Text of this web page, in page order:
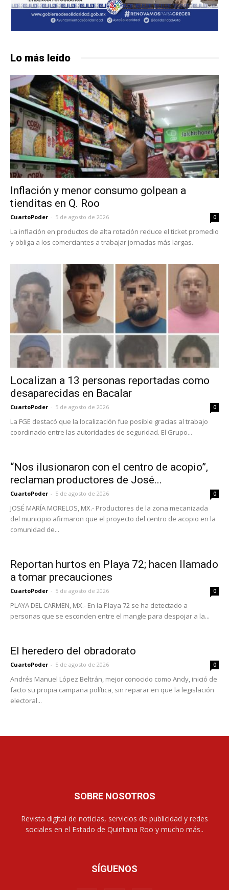
Lo más leído
Inflación y menor consumo golpean a
tienditas en Q. Roo
CuartoPoder - 5 de agosto de 2026 0
La inflación en productos de alta rotación reduce el ticket promedio
y obliga a los comerciantes a trabajar jornadas más largas.
Localizan a 13 personas reportadas como
desaparecidas en Bacalar
CuartoPoder - 5 de agosto de 2026 0
La FGE destacó que la localización fue posible gracias al trabajo
coordinado entre las autoridades de seguridad. El Grupo...
“Nos ilusionaron con el centro de acopio”,
reclaman productores de José...
CuartoPoder - 5 de agosto de 2026 0
JOSÉ MARÍA MORELOS, MX.- Productores de la zona mecanizada
del municipio afirmaron que el proyecto del centro de acopio en la
comunidad de...
Reportan hurtos en Playa 72; hacen llamado
a tomar precauciones
CuartoPoder - 5 de agosto de 2026 0
PLAYA DEL CARMEN, MX.- En la Playa 72 se ha detectado a
personas que se esconden entre el mangle para despojar a la...
El heredero del obradorato
CuartoPoder - 5 de agosto de 2026 0
Andrés Manuel López Beltrán, mejor conocido como Andy, inició de
facto su propia campaña política, sin reparar en que la legislación
electoral...
SOBRE NOSOTROS
Revista digital de noticias, servicios de publicidad y redes
sociales en el Estado de Quintana Roo y mucho más..
SÍGUENOS